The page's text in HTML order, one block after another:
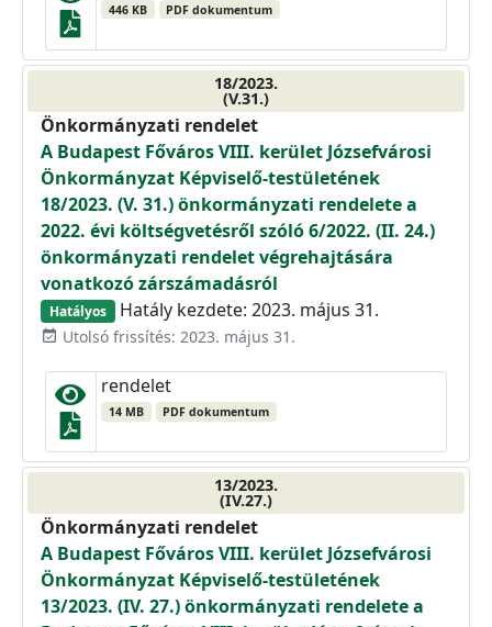
446 KB PDF dokumentum
18/2023.
(V.31.)
Önkormányzati rendelet
A Budapest Főváros VIII. kerület Józsefvárosi
Önkormányzat Képviselő-testületének
18/2023. (V. 31.) önkormányzati rendelete a
2022. évi költségvetésről szóló 6/2022. (II. 24.)
önkormányzati rendelet végrehajtására
vonatkozó zárszámadásról
Hatályos Hatály kezdete: 2023. május 31.
event_available Utolsó frissítés: 2023. május 31.
rendelet
14 MB PDF dokumentum
13/2023.
(IV.27.)
Önkormányzati rendelet
A Budapest Főváros VIII. kerület Józsefvárosi
Önkormányzat Képviselő-testületének
13/2023. (IV. 27.) önkormányzati rendelete a